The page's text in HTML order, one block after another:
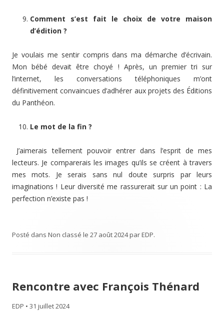
Comment s’est fait le choix de votre maison
d’édition ?
Je voulais me sentir compris dans ma démarche d’écrivain.
Mon bébé devait être choyé ! Après, un premier tri sur
l’internet, les conversations téléphoniques m’ont
définitivement convaincues d’adhérer aux projets des Éditions
du Panthéon.
Le mot de la fin ?
J’aimerais tellement pouvoir entrer dans l’esprit de mes
lecteurs. Je comparerais les images qu’ils se créent à travers
mes mots. Je serais sans nul doute surpris par leurs
imaginations ! Leur diversité me rassurerait sur un point : La
perfection n’existe pas !
Posté dans Non classé le 27 août 2024parEDP.
Rencontre avec François Thénard
EDP • 31 juillet 2024